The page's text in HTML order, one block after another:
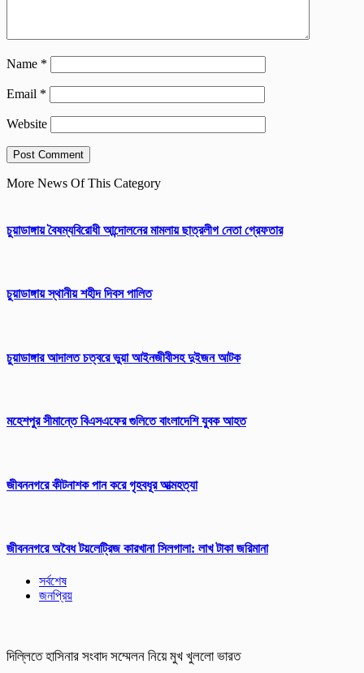
Name *
Email *
Website
More News Of This Category
চুয়াডাঙ্গায় বৈষম্যবিরোধী আন্দোলনের মামলায় ছাত্রলীগ নেতা গ্রেফতার
চুয়াডাঙ্গায় স্থানীয় শহীদ দিবস পা‌লিত
চুয়াডাঙ্গার আদালত চত্বরে ভুয়া আইনজীবীসহ দুইজন আটক
মহেশপুর সীমান্তে বিএসএফের গুলিতে বাংলাদেশি যুবক আহত
জীবননগরে কীটনাশক পান করে গৃহবধূর আত্মহত্যা
জীবননগরে অবৈধ টয়লেট্রিজ কারখানা সিলগালা: লাখ টাকা জরিমানা
সর্বশেষ
জনপ্রিয়
দিল্লিতে হাসিনার সংবাদ সম্মেলন নিয়ে মুখ খুললো ভারত